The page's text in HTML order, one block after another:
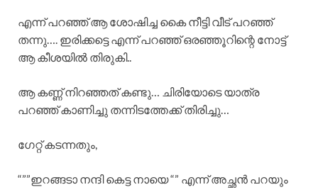
എന്ന് പറഞ്ഞ് ആ ശോഷിച്ച കൈ നീട്ടി വീട് പറഞ്ഞ്
തന്നു…. ഇരിക്കട്ടെ എന്ന് പറഞ്ഞ് ഒരഞ്ഞൂറിന്റെ നോട്ട്
ആ കീശയിൽ തിരുകി..
ആ കണ്ണ് നിറഞ്ഞത് കണ്ടു… ചിരിയോടെ യാത്ര
പറഞ്ഞ് കാണിച്ചു തന്നിടത്തേക്ക് തിരിച്ചു…
ഗേറ്റ് കടന്നതും,
“””ഇറങ്ങടാ നന്ദി കെട്ട നായെ “” എന്ന് അച്ഛൻ പറയും